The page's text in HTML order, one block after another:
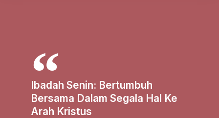
Ibadah Senin: Bertumbuh
Bersama Dalam Segala Hal Ke
Arah Kristus